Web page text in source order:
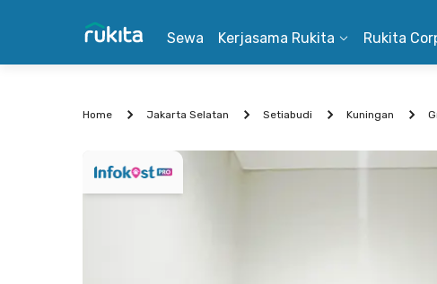
Sewa Kerjasama Rukita Rukita
Home Jakarta Selatan Setiabudi Kuningan